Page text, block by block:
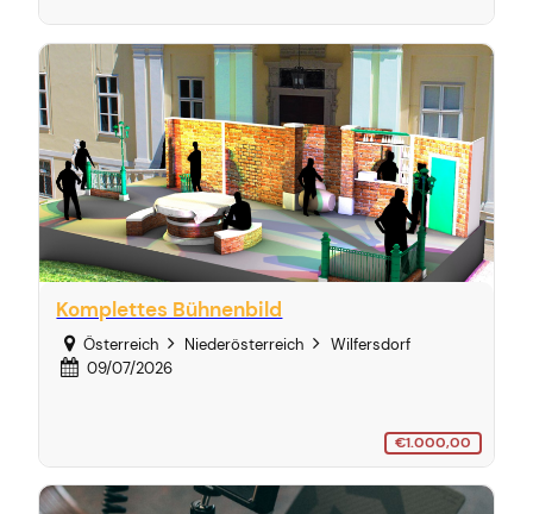
Komplettes Bühnenbild
Österreich Niederösterreich
Wilfersdorf
09/07/2026
€1.000,00